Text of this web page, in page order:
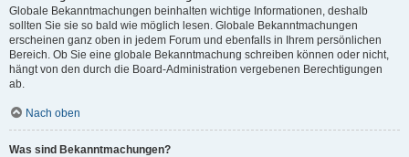
Globale Bekanntmachungen beinhalten wichtige Informationen, deshalb
sollten Sie sie so bald wie möglich lesen. Globale Bekanntmachungen
erscheinen ganz oben in jedem Forum und ebenfalls in Ihrem persönlichen
Bereich. Ob Sie eine globale Bekanntmachung schreiben können oder nicht,
hängt von den durch die Board-Administration vergebenen Berechtigungen
ab.
Nach oben
Was sind Bekanntmachungen?